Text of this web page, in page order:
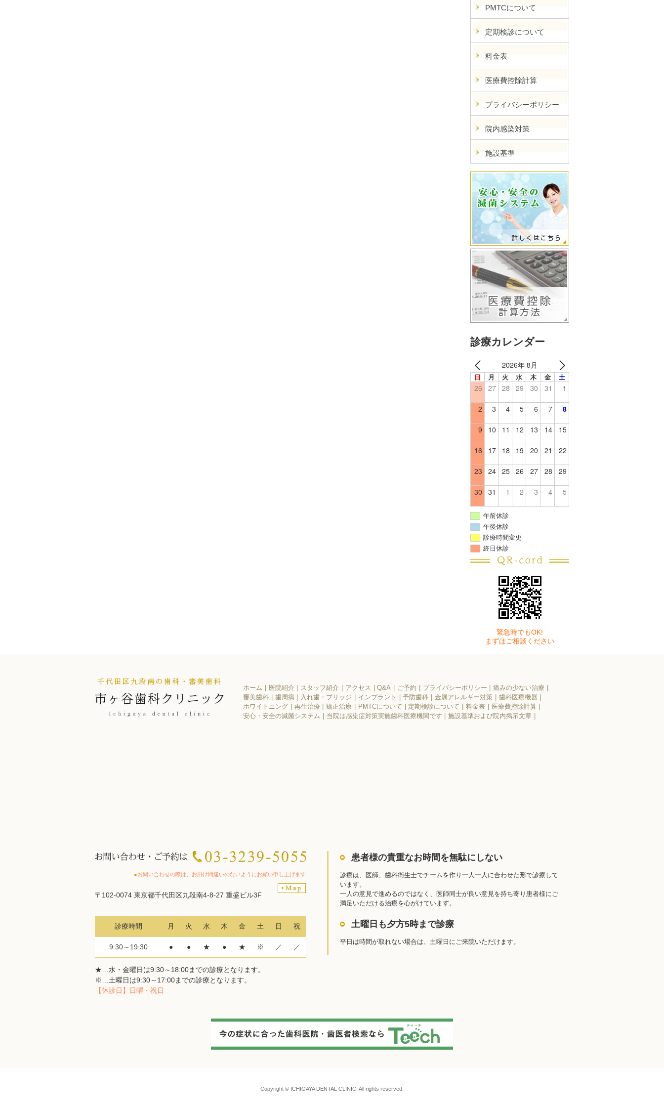
PMTCについて
定期検診について
料金表
医療費控除計算
プライバシーポリシー
院内感染対策
施設基準
診療カレンダー
2026年 8月
日 月 火 水 木 金 土
26 27 28 29 30 31 1
2 3 4 5 6 7 8
9 10 11 12 13 14 15
16 17 18 19 20 21 22
23 24 25 26 27 28 29
30 31 1 2 3 4 5
午前休診
午後休診
診療時間変更
終日休診
緊急時でもOK!
まずはご相談ください
ホーム 医院紹介 スタッフ紹介 アクセス Q&A ご予約 プライバシーポリシー
痛みの少ない治療
審美歯科
歯周病 入れ歯・ブリッジ インプラント 予防歯科 金属アレルギー対策
歯科医療機器
ホワイトニング
再生治療 矯正治療 PMTCについて 定期検診について 料金表
医療費控除計算
安心・安全の滅菌システム
当院は感染症対策実施歯科医療機関です 施設基準および院内掲示文章
●お問い合わせの際は、お掛け間違いのないようにお願い申し上げます
〒102-0074 東京都千代田区九段南4-8-27 重盛ビル3F
診療時間 月 火 水 木 金 土 日 祝
9:30～19:30 ● ● ★ ● ★ ※ ／ ／
★…水・金曜日は9:30～18:00までの診療となります。
※…土曜日は9:30～17:00までの診療となります。
【休診日】日曜・祝日
患者様の貴重なお時間を無駄にしない
診療は、医師、歯科衛生士でチームを作り一人一人に合わせた形で診療して
います。
一人の意見で進めるのではなく、医師同士が良い意見を持ち寄り患者様にご
満足いただける治療を心がけています。
土曜日も夕方5時まで診療
平日は時間が取れない場合は、土曜日にご来院いただけます。
Copyright © ICHIGAYA DENTAL CLINIC. All rights reserved.